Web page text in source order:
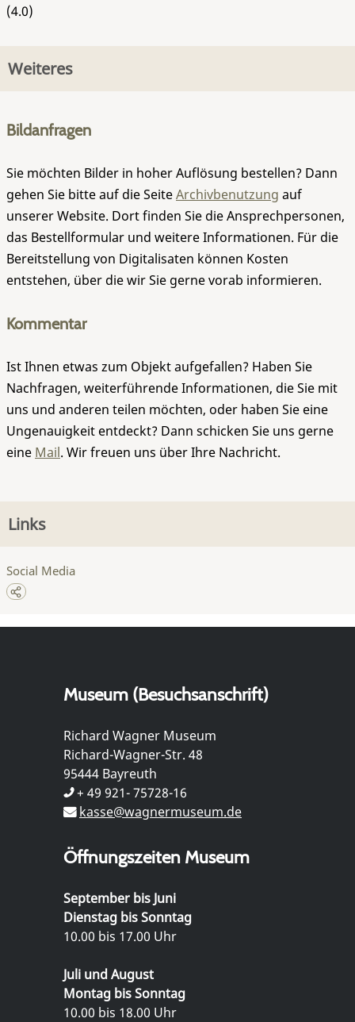
(4.0)
Weiteres
Bildanfragen
Sie möchten Bilder in hoher Auflösung bestellen? Dann
gehen Sie bitte auf die SeiteArchivbenutzung auf
unserer Website. Dort finden Sie die Ansprechpersonen,
das Bestellformular und weitere Informationen. Für die
Bereitstellung von Digitalisaten können Kosten
entstehen, über die wir Sie gerne vorab informieren.
Kommentar
Ist Ihnen etwas zum Objekt aufgefallen? Haben Sie
Nachfragen, weiterführende Informationen, die Sie mit
uns und anderen teilen möchten, oder haben Sie eine
Ungenauigkeit entdeckt? Dann schicken Sie uns gerne
eine Mail. Wir freuen uns über Ihre Nachricht.
Links
Social Media
Museum (Besuchsanschrift)
Richard Wagner Museum
Richard-Wagner-Str. 48
95444 Bayreuth
+ 49 921- 75728-16
kasse@wagnermuseum.de
Öffnungszeiten Museum
September bis Juni
Dienstag bis Sonntag
10.00 bis 17.00 Uhr
Juli und August
Montag bis Sonntag
10.00 bis 18.00 Uhr